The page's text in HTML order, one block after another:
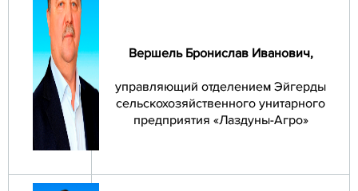
Вершель Бронислав Иванович,
управляющий отделением Эйгерды
сельскохозяйственного унитарного
предприятия «Лаздуны-Агро»